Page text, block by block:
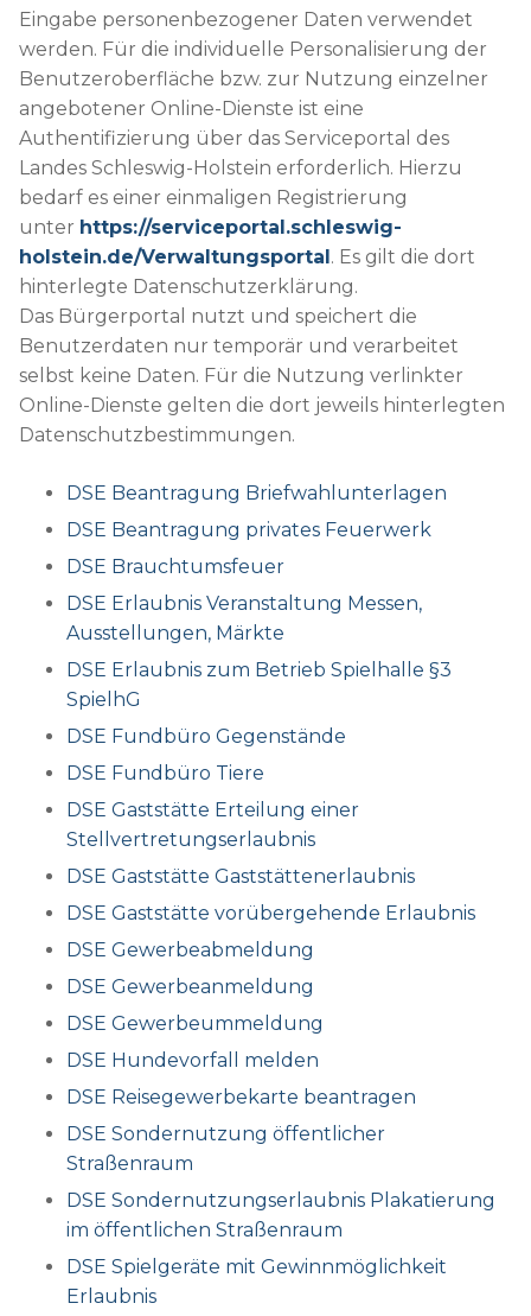
Eingabe personenbezogener Daten verwendet
werden. Für die individuelle Personalisierung der
Benutzeroberfläche bzw. zur Nutzung einzelner
angebotener Online-Dienste ist eine
Authentifizierung über das Serviceportal des
Landes Schleswig-Holstein erforderlich. Hierzu
bedarf es einer einmaligen Registrierung
unter https://serviceportal.schleswig-
holstein.de/Verwaltungsportal. Es gilt die dort
hinterlegte Datenschutzerklärung.
Das Bürgerportal nutzt und speichert die
Benutzerdaten nur temporär und verarbeitet
selbst keine Daten. Für die Nutzung verlinkter
Online-Dienste gelten die dort jeweils hinterlegten
Datenschutzbestimmungen.
DSE Beantragung Briefwahlunterlagen
DSE Beantragung privates Feuerwerk
DSE Brauchtumsfeuer
DSE Erlaubnis Veranstaltung Messen,
Ausstellungen, Märkte
DSE Erlaubnis zum Betrieb Spielhalle §3
SpielhG
DSE Fundbüro Gegenstände
DSE Fundbüro Tiere
DSE Gaststätte Erteilung einer
Stellvertretungserlaubnis
DSE Gaststätte Gaststättenerlaubnis
DSE Gaststätte vorübergehende Erlaubnis
DSE Gewerbeabmeldung
DSE Gewerbeanmeldung
DSE Gewerbeummeldung
DSE Hundevorfall melden
DSE Reisegewerbekarte beantragen
DSE Sondernutzung öffentlicher
Straßenraum
DSE Sondernutzungserlaubnis Plakatierung
im öffentlichen Straßenraum
DSE Spielgeräte mit Gewinnmöglichkeit
Erlaubnis